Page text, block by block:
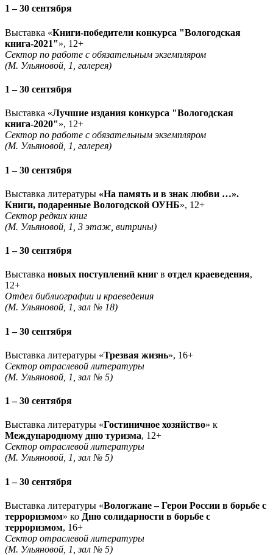
1 – 30 сентября
Выставка «Книги-победители конкурса "Вологодская
книга-2021"», 12+
Сектор по работе с обязательным экземпляром
(М. Ульяновой, 1, галерея)
1 – 30 сентября
Выставка «Лучшие издания конкурса "Вологодская
книга-2020"», 12+
Сектор по работе с обязательным экземпляром
(М. Ульяновой, 1, галерея)
1 – 30 сентября
Выставка литературы «На память и в знак любви …».
Книги, подаренные Вологодской ОУНБ», 12+
Сектор редких книг
(М. Ульяновой, 1, 3 этаж, витрины)
1 – 30 сентября
Выставка новых поступлений книг в отдел краеведения,
12+
Отдел библиографии и краеведения
(М. Ульяновой, 1, зал № 18)
1 – 30 сентября
Выставка литературы «Трезвая жизнь», 16+
Сектор отраслевой литературы
(М. Ульяновой, 1, зал № 5)
1 – 30 сентября
Выставка литературы «Гостиничное хозяйство» к
Международному дню туризма, 12+
Сектор отраслевой литературы
(М. Ульяновой, 1, зал № 5)
1 – 30 сентября
Выставка литературы «Вологжане – Герои России в борьбе с
терроризмом» ко Дню солидарности в борьбе с
терроризмом, 16+
Сектор отраслевой литературы
(М. Ульяновой, 1, зал № 5)